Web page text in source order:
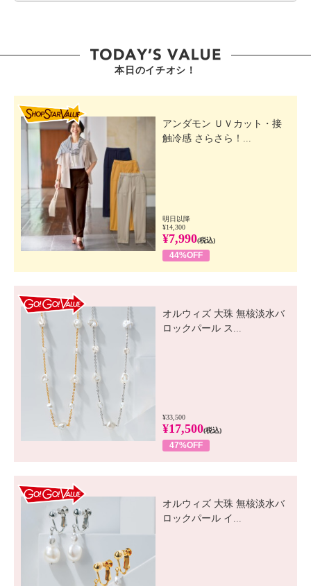
本日のイチオシ！
アンダモン ＵＶカット・接
触冷感 さらさら！...
明日以降
¥14,300
¥7,990(税込)
44%OFF
オルウィズ 大珠 無核淡水バ
ロックパール ス...
¥33,500
¥17,500(税込)
47%OFF
オルウィズ 大珠 無核淡水バ
ロックパール イ...